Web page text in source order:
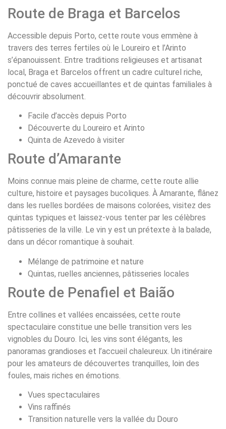
Route de Braga et Barcelos
Accessible depuis Porto, cette route vous emmène à
travers des terres fertiles où le Loureiro et l’Arinto
s’épanouissent. Entre traditions religieuses et artisanat
local, Braga et Barcelos offrent un cadre culturel riche,
ponctué de caves accueillantes et de quintas familiales à
découvrir absolument.
Facile d’accès depuis Porto
Découverte du Loureiro et Arinto
Quinta de Azevedo à visiter
Route d’Amarante
Moins connue mais pleine de charme, cette route allie
culture, histoire et paysages bucoliques. À Amarante, flânez
dans les ruelles bordées de maisons colorées, visitez des
quintas typiques et laissez-vous tenter par les célèbres
pâtisseries de la ville. Le vin y est un prétexte à la balade,
dans un décor romantique à souhait.
Mélange de patrimoine et nature
Quintas, ruelles anciennes, pâtisseries locales
Route de Penafiel et Baião
Entre collines et vallées encaissées, cette route
spectaculaire constitue une belle transition vers les
vignobles du Douro. Ici, les vins sont élégants, les
panoramas grandioses et l’accueil chaleureux. Un itinéraire
pour les amateurs de découvertes tranquilles, loin des
foules, mais riches en émotions.
Vues spectaculaires
Vins raffinés
Transition naturelle vers la vallée du Douro